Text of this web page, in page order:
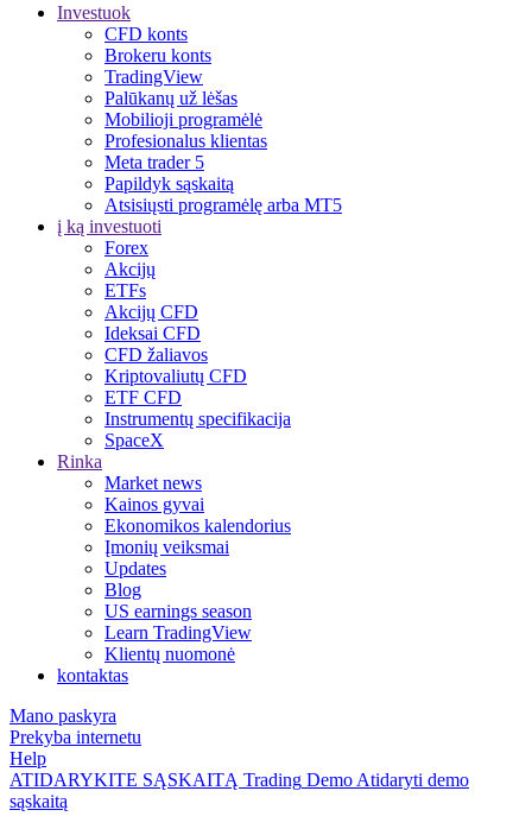
Investuok
CFD konts
Brokeru konts
TradingView
Palūkanų už lėšas
Mobilioji programėlė
Profesionalus klientas
Meta trader 5
Papildyk sąskaitą
Atsisiųsti programėlę arba MT5
į ką investuoti
Forex
Akcijų
ETFs
Akcijų CFD
Ideksai CFD
CFD žaliavos
Kriptovaliutų CFD
ETF CFD
Instrumentų specifikacija
SpaceX
Rinka
Market news
Kainos gyvai
Ekonomikos kalendorius
Įmonių veiksmai
Updates
Blog
US earnings season
Learn TradingView
Klientų nuomonė
kontaktas
Mano paskyra
Prekyba internetu
Help
ATIDARYKITE SĄSKAITĄ Trading Demo Atidaryti demo
sąskaitą